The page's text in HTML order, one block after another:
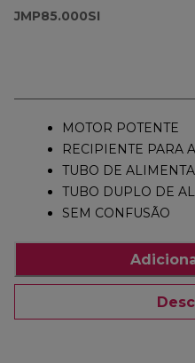
JMP85.000SI
MOTOR POTENTE
RECIPIENTE PARA
TUBO DE
TUBO DUPLO DE
SEM CONFUSÃO